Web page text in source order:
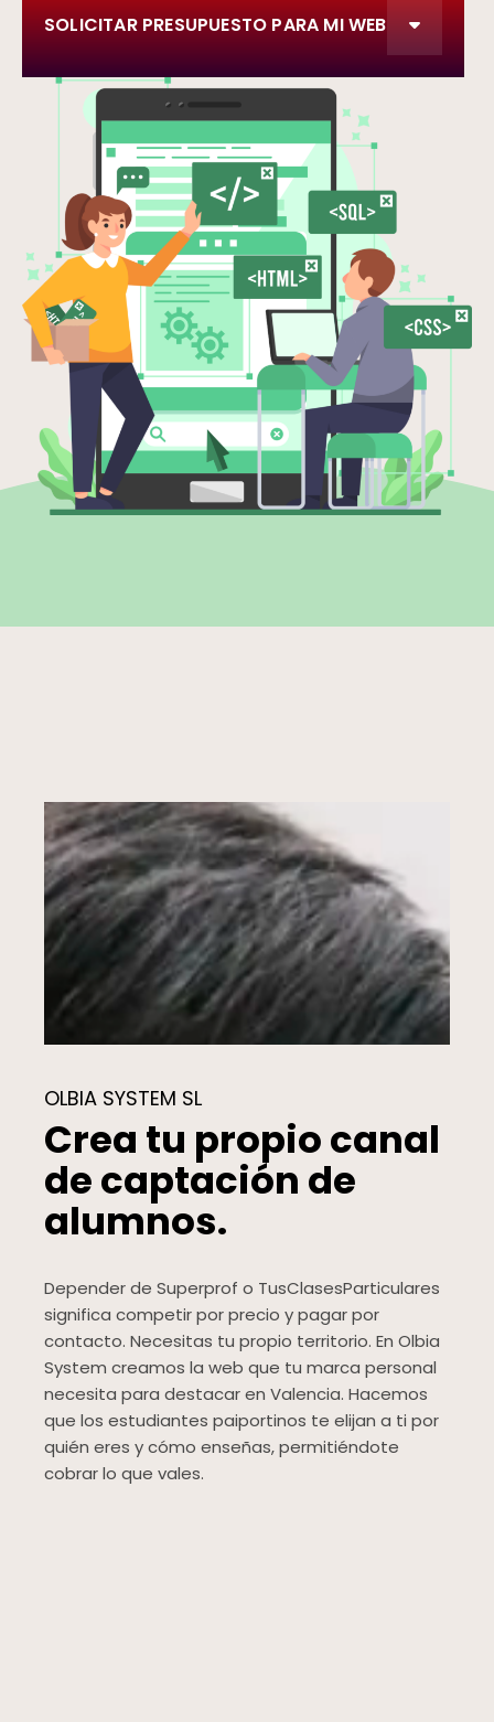
SOLICITAR PRESUPUESTO PARA MI WEB
OLBIA SYSTEM SL
Crea tu propio canal
de captación de
alumnos.
Depender de Superprof o TusClasesParticulares
significa competir por precio y pagar por
contacto. Necesitas tu propio territorio. En Olbia
System creamos la web que tu marca personal
necesita para destacar en Valencia. Hacemos
que los estudiantes paiportinos te elijan a ti por
quién eres y cómo enseñas, permitiéndote
cobrar lo que vales.